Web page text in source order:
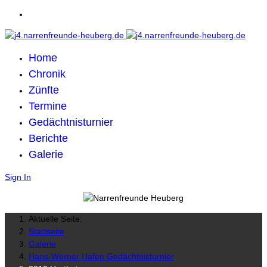
Home
Chronik
Zünfte
Termine
Gedächtnisturnier
Berichte
Galerie
Sign In
Aktuelle Seite:
Startseite
Galerie
Hans-Werner Hafen Gedächtnisturnier